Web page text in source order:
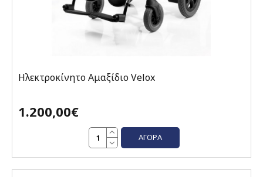
Ηλεκτροκίνητο Αμαξίδιο Velox
1.200,00€
ΑΓΟΡΆ